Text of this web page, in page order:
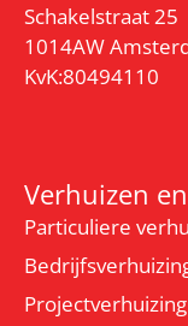
Schakelstraat 25
1014AW
KvK:80494110
Verhuizen
Particuliere
Projectverhuizing